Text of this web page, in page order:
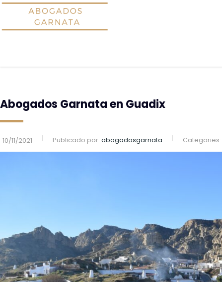
Abogados Garnata en Guadix
10/11/2021 Publicado por: abogadosgarnata Categories: